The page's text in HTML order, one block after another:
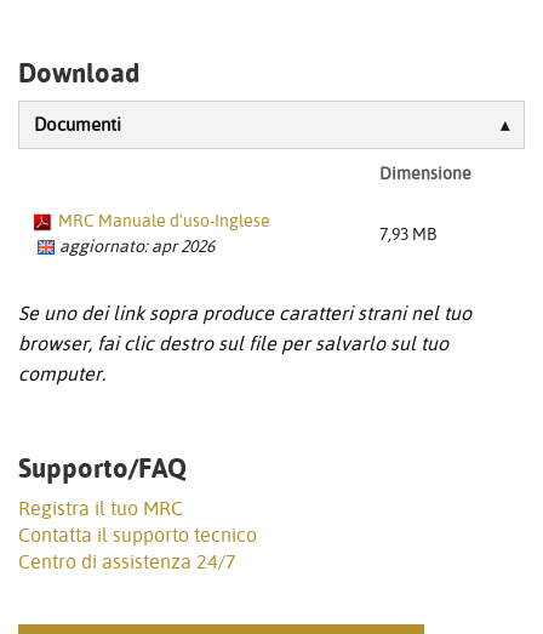
Lingua/Regione
Download
Documenti
Dimensione
MRC Manuale d'uso-Inglese
aggiornato: apr 2026
7,93 MB
Se uno dei link sopra produce caratteri strani nel tuo
browser, fai clic destro sul file per salvarlo sul tuo
computer.
Supporto/FAQ
Registra il tuo MRC
Contatta il supporto tecnico
Centro di assistenza 24/7